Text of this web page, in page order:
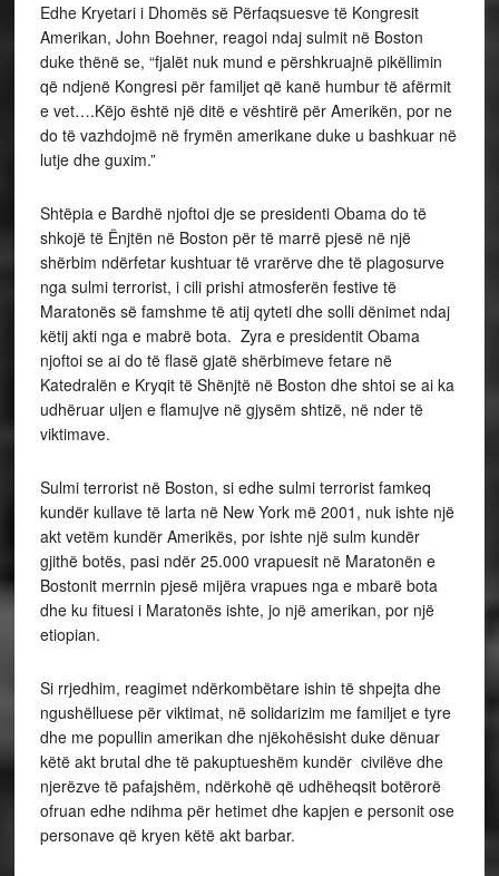
Edhe Kryetari i Dhomës së Përfaqsuesve të Kongresit
Amerikan, John Boehner, reagoi ndaj sulmit në Boston
duke thënë se, “fjalët nuk mund e përshkruajnë pikëllimin
që ndjenë Kongresi për familjet që kanë humbur të afërmit
e vet….Këjo është një ditë e vështirë për Amerikën, por ne
do të vazhdojmë në frymën amerikane duke u bashkuar në
lutje dhe guxim.”
Shtëpia e Bardhë njoftoi dje se presidenti Obama do të
shkojë të Ënjtën në Boston për të marrë pjesë në një
shërbim ndërfetar kushtuar të vrarërve dhe të plagosurve
nga sulmi terrorist, i cili prishi atmosferën festive të
Maratonës së famshme të atij qyteti dhe solli dënimet ndaj
këtij akti nga e mabrë bota. Zyra e presidentit Obama
njoftoi se ai do të flasë gjatë shërbimeve fetare në
Katedralën e Kryqit të Shënjtë në Boston dhe shtoi se ai ka
udhëruar uljen e flamujve në gjysëm shtizë, në nder të
viktimave.
Sulmi terrorist në Boston, si edhe sulmi terrorist famkeq
kundër kullave të larta në New York më 2001, nuk ishte një
akt vetëm kundër Amerikës, por ishte një sulm kundër
gjithë botës, pasi ndër 25.000 vrapuesit në Maratonën e
Bostonit merrnin pjesë mijëra vrapues nga e mbarë bota
dhe ku fituesi i Maratonës ishte, jo një amerikan, por një
etiopian.
Si rrjedhim, reagimet ndërkombëtare ishin të shpejta dhe
ngushëlluese për viktimat, në solidarizim me familjet e tyre
dhe me popullin amerikan dhe njëkohësisht duke dënuar
këtë akt brutal dhe të pakuptueshëm kundër civilëve dhe
njerëzve të pafajshëm, ndërkohë që udhëheqsit botërorë
ofruan edhe ndihma për hetimet dhe kapjen e personit ose
personave që kryen këtë akt barbar.